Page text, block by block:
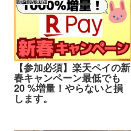
【参加必須】楽天ペイの新
春キャンペーン最低でも
20 %増量！やらないと損
します。